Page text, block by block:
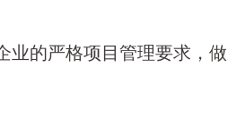
业的严格项目管理要求，